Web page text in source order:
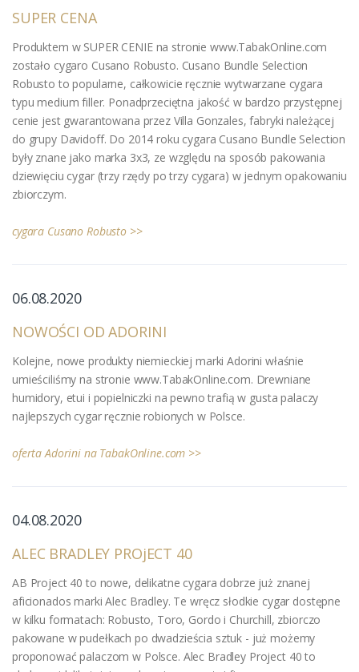
SUPER CENA
Produktem w SUPER CENIE na stronie www.TabakOnline.com
zostało cygaro Cusano Robusto. Cusano Bundle Selection
Robusto to popularne, całkowicie ręcznie wytwarzane cygara
typu medium filler. Ponadprzeciętna jakość w bardzo przystępnej
cenie jest gwarantowana przez Villa Gonzales, fabryki należącej
do grupy Davidoff. Do 2014 roku cygara Cusano Bundle Selection
były znane jako marka 3x3, ze względu na sposób pakowania
dziewięciu cygar (trzy rzędy po trzy cygara) w jednym opakowaniu
zbiorczym.
cygara Cusano Robusto >>
06.08.2020
NOWOŚCI OD ADORINI
Kolejne, nowe produkty niemieckiej marki Adorini właśnie
umieściliśmy na stronie www.TabakOnline.com. Drewniane
humidory, etui i popielniczki na pewno trafią w gusta palaczy
najlepszych cygar ręcznie robionych w Polsce.
oferta Adorini na TabakOnline.com >>
04.08.2020
ALEC BRADLEY PROjECT 40
AB Project 40 to nowe, delikatne cygara dobrze już znanej
aficionados marki Alec Bradley. Te wręcz słodkie cygar dostępne
w kilku formatach: Robusto, Toro, Gordo i Churchill, zbiorczo
pakowane w pudełkach po dwadzieścia sztuk - już możemy
proponować palaczom w Polsce. Alec Bradley Project 40 to